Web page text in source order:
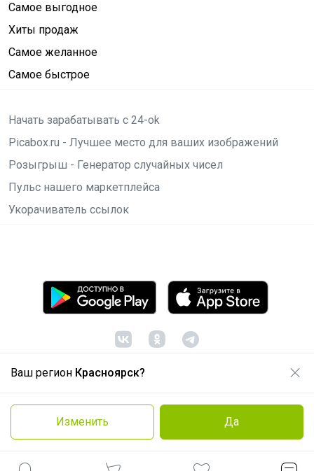
Ваш регион Красноярск?
Изменить Да
Самое выгодное
Хиты продаж
Самое желанное
Самое быстрое
Начать зарабатывать с 24-ok
Picabox.ru - Лучшее место для ваших изображений
Розыгрыш - Генератор случайных чисел
Пульс нашего маркетплейса
Укорачиватель ссылок
© ООО "Лявита", ОГРН 1122468054070, 2012 -2026
Политика конфиденциальности
Cоглашение пользователя